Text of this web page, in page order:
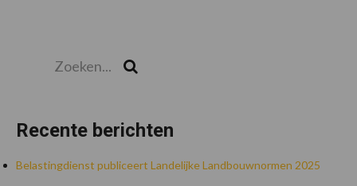
Recente berichten
Belastingdienst publiceert Landelijke Landbouwnormen 2025